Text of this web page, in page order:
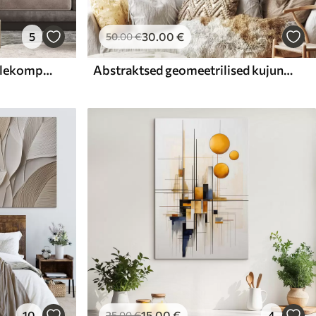
5
Abstraktne kaheosaline lillekompositsioon
50.00€30.00 €
Abstraktsed geomeetrilised kujundid ja ringid kollaste detailidega, tekstuurne kunst